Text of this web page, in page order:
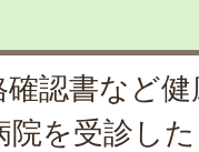
認書など
を受診し